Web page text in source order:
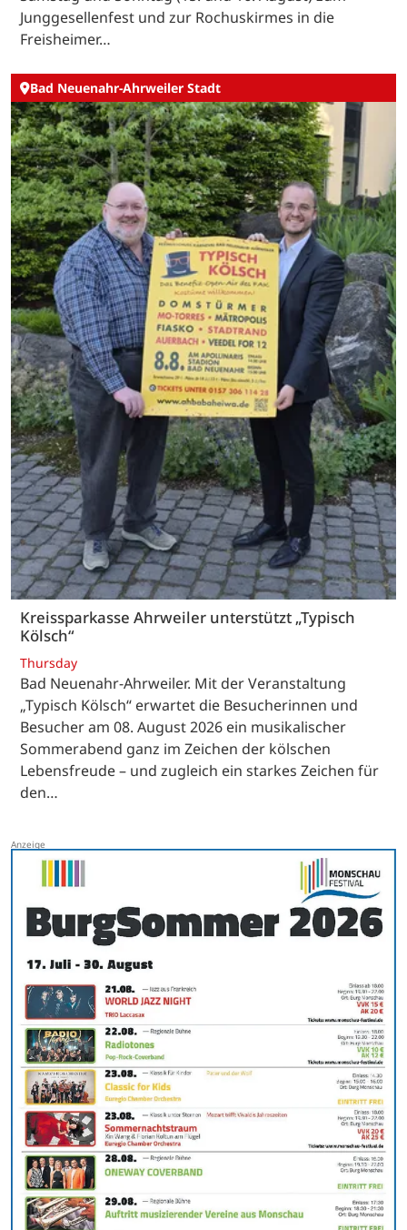
Junggesellenfest und zur Rochuskirmes in die
Freisheimer…
Bad Neuenahr-Ahrweiler Stadt
Kreissparkasse Ahrweiler unterstützt „Typisch
Kölsch“
Thursday
Bad Neuenahr-Ahrweiler. Mit der Veranstaltung
„Typisch Kölsch“ erwartet die Besucherinnen und
Besucher am 08. August 2026 ein musikalischer
Sommerabend ganz im Zeichen der kölschen
Lebensfreude – und zugleich ein starkes Zeichen für
den…